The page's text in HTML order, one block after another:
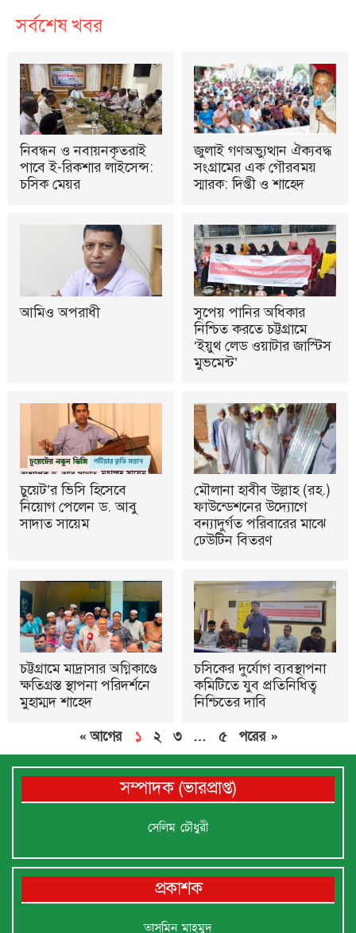
সর্বশেষ খবর
নিবন্ধন ও নবায়নকৃতরাই
পাবে ই-রিকশার লাইসেন্স:
চসিক মেয়র
জুলাই গণঅভ্যুত্থান ঐক্যবদ্ধ
সংগ্রামের এক গৌরবময়
স্মারক: দিপ্তী ও শাহেদ
আমিও অপরাধী
সুপেয় পানির অধিকার
নিশ্চিত করতে চট্টগ্রামে
‘ইয়ুথ লেড ওয়াটার জাস্টিস
মুভমেন্ট’
চুয়েট’র ভিসি হিসেবে
নিয়োগ পেলেন ড. আবু
সাদাত সায়েম
মৌলানা হাবীব উল্লাহ (রহ.)
ফাউন্ডেশনের উদ্যোগে
বন্যাদুর্গত পরিবারের মাঝে
ঢেউটিন বিতরণ
চট্টগ্রামে মাদ্রাসার অগ্নিকাণ্ডে
ক্ষতিগ্রস্ত স্থাপনা পরিদর্শনে
মুহাম্মদ শাহেদ
চসিকের দুর্যোগ ব্যবস্থাপনা
কমিটিতে যুব প্রতিনিধিত্ব
নিশ্চিতের দাবি
« আগের ১ ২ ৩ … ৫ পরের »
সম্পাদক (ভারপ্রাপ্ত)
সেলিম চৌধুরী
প্রকাশক
তাসমিন মাহমুদ